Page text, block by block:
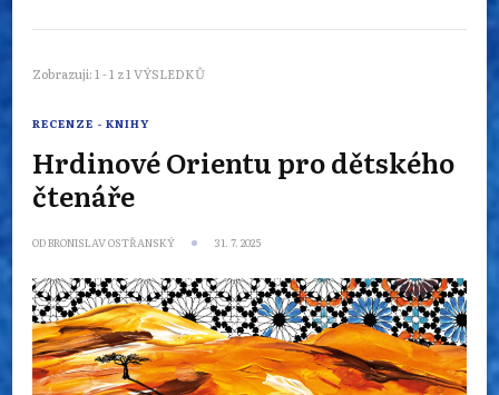
Zobrazuji: 1 - 1 z 1 VÝSLEDKŮ
RECENZE - KNIHY
Hrdinové Orientu pro dětského
čtenáře
ODBRONISLAV OSTŘANSKÝ 31. 7. 2025